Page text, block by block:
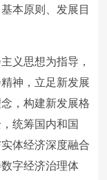
本原则、发展目
义思想为指导，
神，立足新发展
，构建新发展格
统筹国内和国
体经济深度融合
字经济治理体